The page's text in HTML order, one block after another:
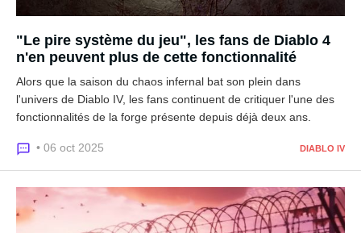
"Le pire système du jeu", les fans de Diablo 4
n'en peuvent plus de cette fonctionnalité
Alors que la saison du chaos infernal bat son plein dans
l'univers de Diablo IV, les fans continuent de critiquer l'une des
fonctionnalités de la forge présente depuis déjà deux ans.
• 06 oct 2025 DIABLO IV